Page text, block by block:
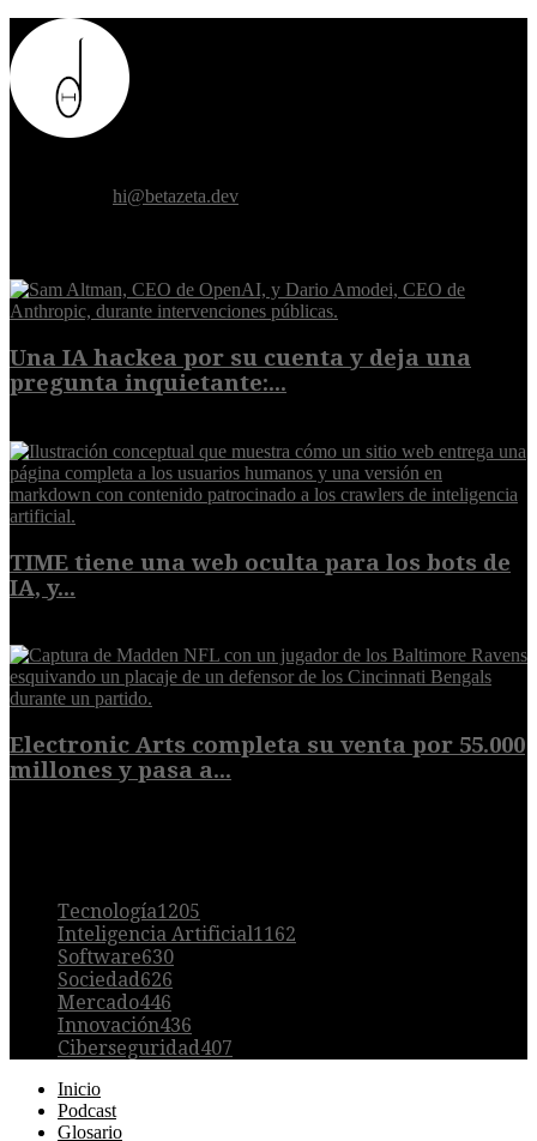
hi@betazeta.dev
Una IA hackea por su cuenta y deja una
pregunta inquietante:...
TIME tiene una web oculta para los bots de
IA, y...
Electronic Arts completa su venta por 55.000
millones y pasa a...
Tecnología1205
Inteligencia Artificial1162
Software630
Sociedad626
Mercado446
Innovación436
Ciberseguridad407
Inicio
Podcast
Glosario